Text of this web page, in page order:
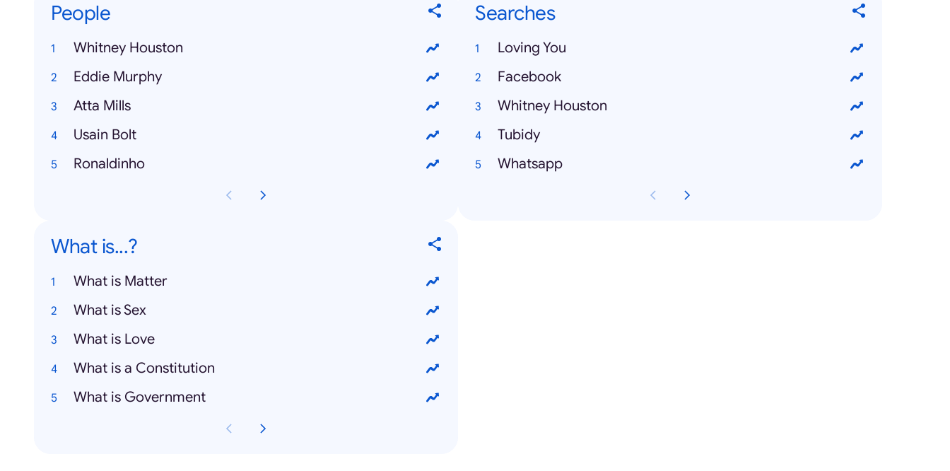
People
Whitney Houston
Eddie Murphy
Atta Mills
Usain Bolt
Ronaldinho
Searches
Loving You
Facebook
Whitney Houston
Tubidy
Whatsapp
What is...?
What is Matter
What is Sex
What is Love
What is a Constitution
What is Government